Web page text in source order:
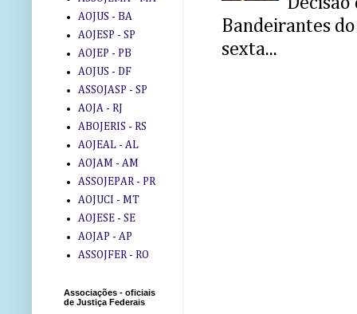
Bandeirantes
sexta...
AOJUS - BA
AOJESP - SP
AOJEP - PB
AOJUS - DF
ASSOJASP - SP
AOJA - RJ
ABOJERIS - RS
AOJEAL - AL
AOJAM - AM
ASSOJEPAR - PR
AOJUCI - MT
AOJESE - SE
AOJAP - AP
ASSOJFER - RO
Associações - oficiais
de Justiça Federais